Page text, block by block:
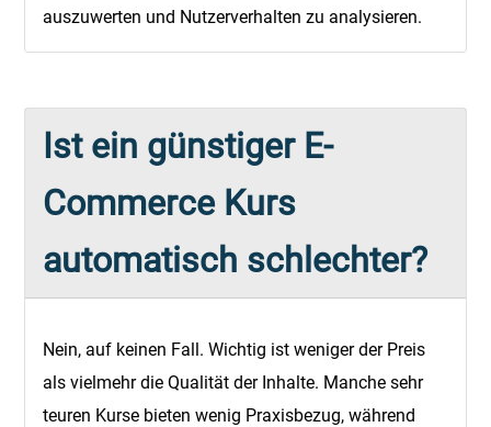
auszuwerten und Nutzerverhalten zu analysieren.
Ist ein günstiger E-
Commerce Kurs
automatisch schlechter?
Nein, auf keinen Fall. Wichtig ist weniger der Preis
als vielmehr die Qualität der Inhalte. Manche sehr
teuren Kurse bieten wenig Praxisbezug, während